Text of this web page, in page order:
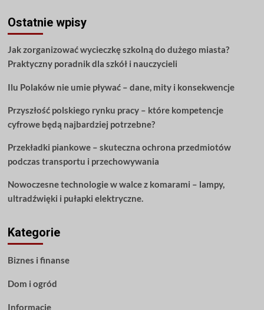
Co
możesz
aby
jak
wykorzystać
pieniądze?
Ostatnie wpisy
Jak zorganizować wycieczkę szkolną do dużego miasta?
Praktyczny poradnik dla szkół i nauczycieli
Ilu Polaków nie umie pływać – dane, mity i konsekwencje
Przyszłość polskiego rynku pracy – które kompetencje
cyfrowe będą najbardziej potrzebne?
Przekładki piankowe – skuteczna ochrona przedmiotów
podczas transportu i przechowywania
Nowoczesne technologie w walce z komarami – lampy,
ultradźwięki i pułapki elektryczne.
Kategorie
Biznes i finanse
Dom i ogród
Informacje